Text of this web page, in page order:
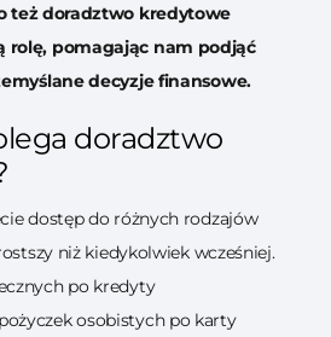
też doradztwo kredytowe
rolę, pomagając nam podjąć
decyzje finansowe.
doradztwo
dostęp do różnych rodzajów
niż kiedykolwiek wcześniej.
po kredyty
osobistych po karty